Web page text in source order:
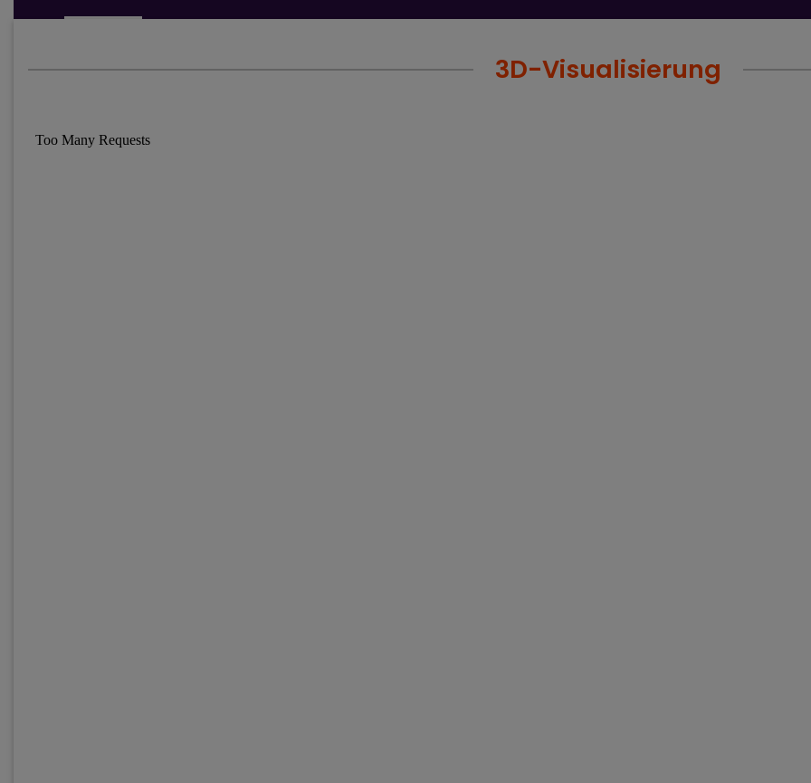
3D-Visualisierung